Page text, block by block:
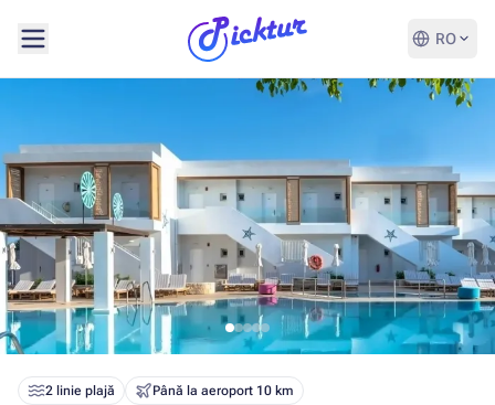
RO
2 linie plajă Până la aeroport 10 km